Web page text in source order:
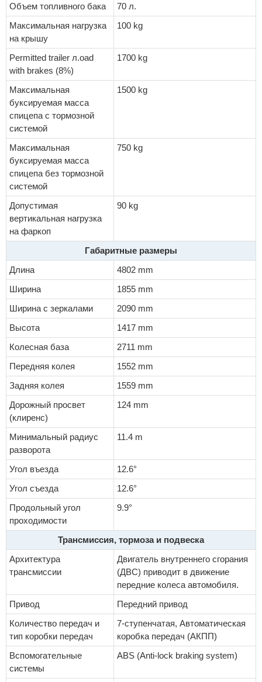
Объем топливного бака
70 л.
Максимальная нагрузка
на крышу
100 kg
Permitted trailer л.oad
with brakes (8%)
1700 kg
Максимальная
буксируемая масса
спицепа с тормозной
системой
1500 kg
Максимальная
буксируемая масса
спицепа без тормозной
системой
750 kg
Допустимая
вертикальная нагрузка
на фаркоп
90 kg
Габаритные размеры
Длина
4802 mm
Ширина
1855 mm
Ширина с зеркалами
2090 mm
Высота
1417 mm
Колесная база
2711 mm
Передняя колея
1552 mm
Задняя колея
1559 mm
Дорожный просвет
(клиренс)
124 mm
Минимальный радиус
разворота
11.4 m
Угол въезда
12.6°
Угол съезда
12.6°
Продольный угол
проходимости
9.9°
Трансмиссия, тормоза и подвеска
Архитектура
трансмиссии
Двигатель внутреннего сгорания
(ДВС) приводит в движение
передние колеса автомобиля.
Привод
Передний привод
Количество передач и
тип коробки передач
7-ступенчатая, Автоматическая
коробка передач (АКПП)
Вспомогательные
системы
ABS (Anti-lock braking system)